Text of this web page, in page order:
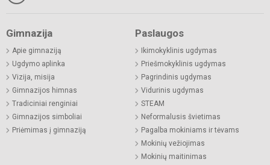
Gimnazija
Apie gimnaziją
Ugdymo aplinka
Vizija, misija
Gimnazijos himnas
Tradiciniai renginiai
Gimnazijos simboliai
Priėmimas į gimnaziją
Paslaugos
Ikimokyklinis ugdymas
Priešmokyklinis ugdymas
Pagrindinis ugdymas
Vidurinis ugdymas
STEAM
Neformalusis švietimas
Pagalba mokiniams ir tėvams
Mokinių vežiojimas
Mokinių maitinimas